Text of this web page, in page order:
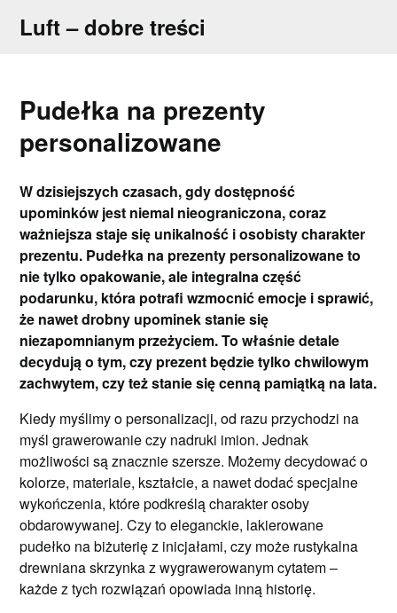
Luft – dobre treści
Pudełka na prezenty
personalizowane
W dzisiejszych czasach, gdy dostępność
upominków jest niemal nieograniczona, coraz
ważniejsza staje się unikalność i osobisty charakter
prezentu. Pudełka na prezenty personalizowane to
nie tylko opakowanie, ale integralna część
podarunku, która potrafi wzmocnić emocje i sprawić,
że nawet drobny upominek stanie się
niezapomnianym przeżyciem. To właśnie detale
decydują o tym, czy prezent będzie tylko chwilowym
zachwytem, czy też stanie się cenną pamiątką na lata.
Kiedy myślimy o personalizacji, od razu przychodzi na
myśl grawerowanie czy nadruki imion. Jednak
możliwości są znacznie szersze. Możemy decydować o
kolorze, materiale, kształcie, a nawet dodać specjalne
wykończenia, które podkreślą charakter osoby
obdarowywanej. Czy to eleganckie, lakierowane
pudełko na biżuterię z inicjałami, czy może rustykalna
drewniana skrzynka z wygrawerowanym cytatem –
każde z tych rozwiązań opowiada inną historię.